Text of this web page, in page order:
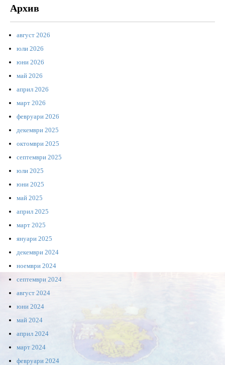
Архив
август 2026
юли 2026
юни 2026
май 2026
април 2026
март 2026
февруари 2026
декември 2025
октомври 2025
септември 2025
юли 2025
юни 2025
май 2025
април 2025
март 2025
януари 2025
декември 2024
ноември 2024
септември 2024
август 2024
юни 2024
май 2024
април 2024
март 2024
февруари 2024